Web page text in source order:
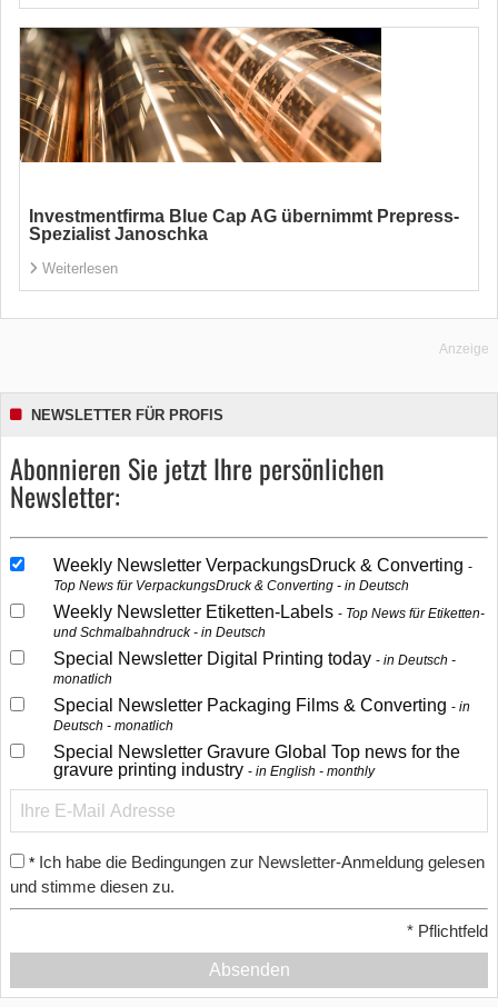
Investmentfirma Blue Cap AG übernimmt Prepress-
Spezialist Janoschka
Weiterlesen
Anzeige
NEWSLETTER FÜR PROFIS
Abonnieren Sie jetzt Ihre persönlichen
Newsletter:
Weekly Newsletter VerpackungsDruck & Converting
Top News für VerpackungsDruck & Converting - in Deutsch
Weekly Newsletter Etiketten-Labels
Top News für Etiketten-
und Schmalbahndruck - in Deutsch
Special Newsletter Digital Printing today
in Deutsch -
monatlich
Special Newsletter Packaging Films & Converting
in
Deutsch - monatlich
Special Newsletter Gravure Global Top news for the
gravure printing industry
in English - monthly
* Ich habe die Bedingungen zur Newsletter-Anmeldung gelesen
und stimme diesen zu.
* Pflichtfeld
Absenden